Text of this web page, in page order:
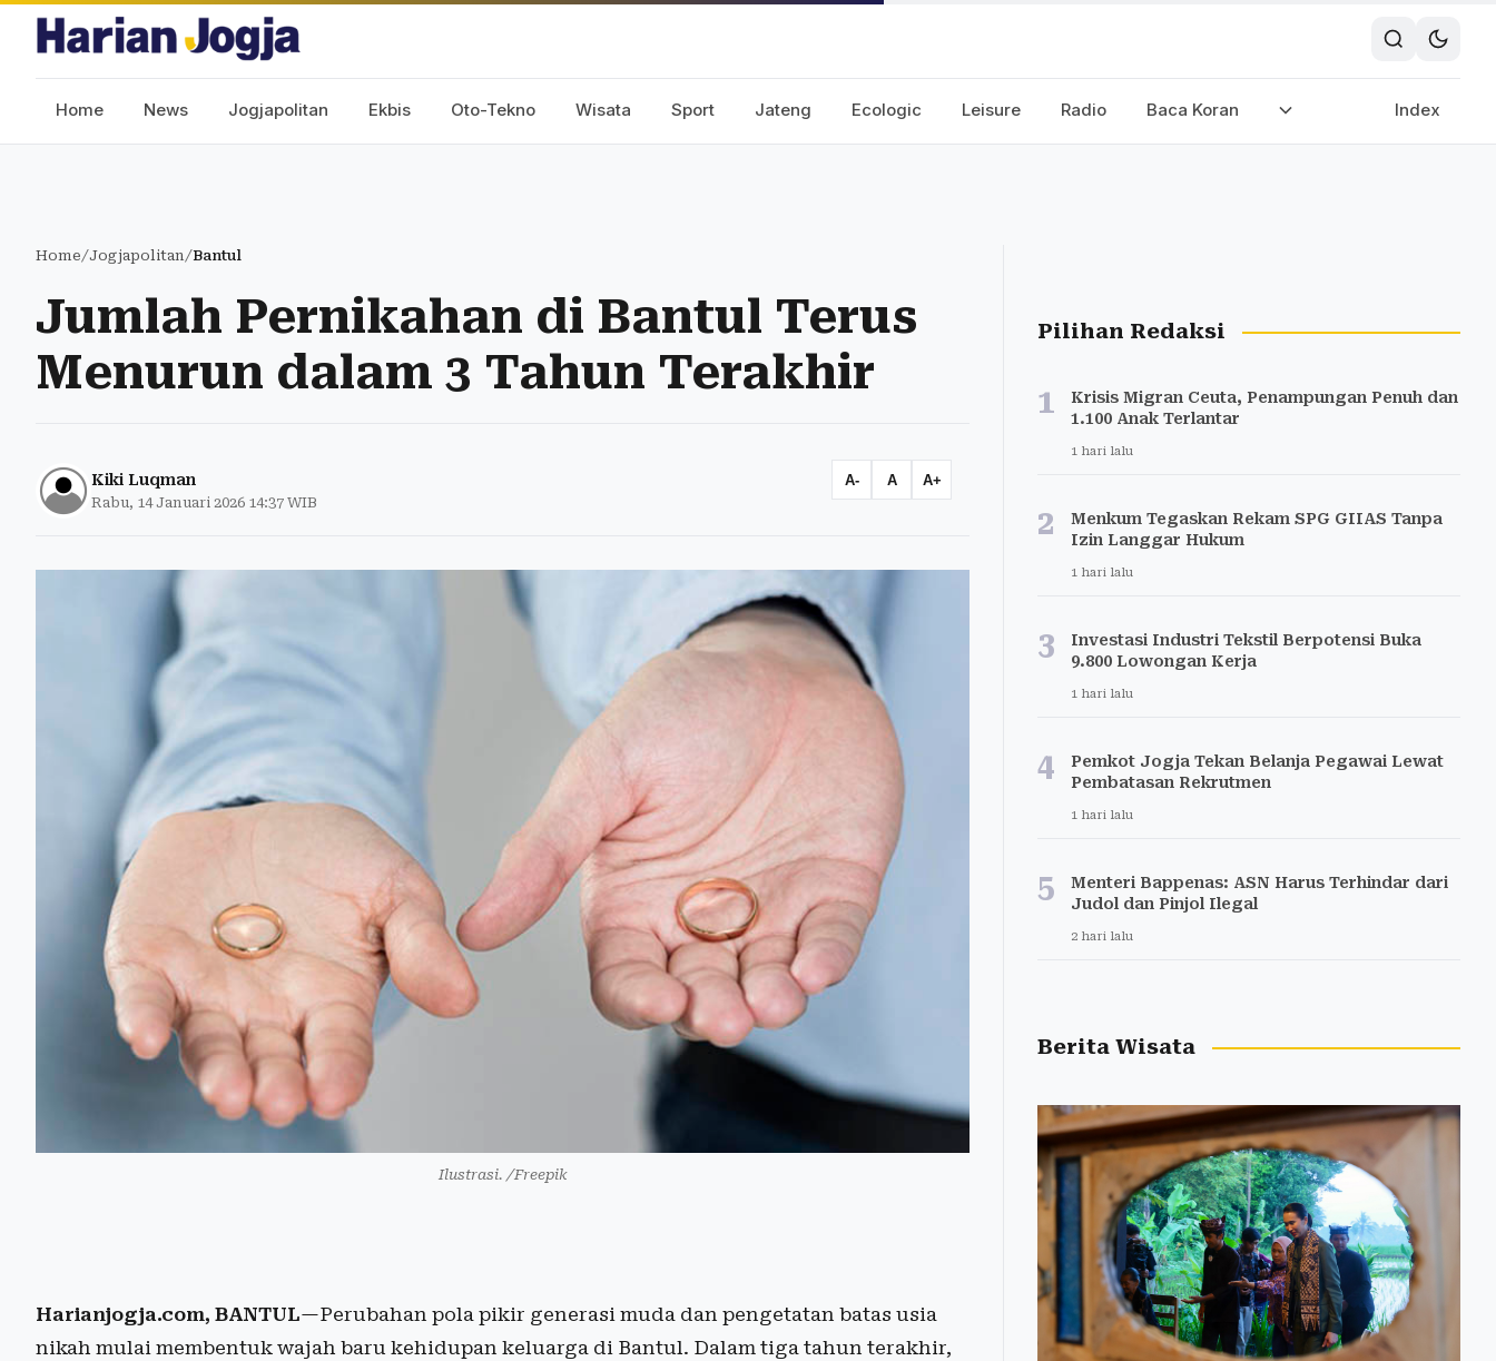
Home News Jogjapolitan Ekbis Oto-Tekno Wisata Sport Jateng Ecologic Leisure Radio Baca Koran Index
Home/Jogjapolitan/Bantul
Jumlah Pernikahan di Bantul Terus
Menurun dalam 3 Tahun Terakhir
Kiki Luqman
Rabu, 14 Januari 2026 14:37 WIB
A- A A+
Ilustrasi. /Freepik
Harianjogja.com, BANTUL—Perubahan pola pikir generasi muda dan pengetatan batas usia
nikah mulai membentuk wajah baru kehidupan keluarga di Bantul. Dalam tiga tahun terakhir,
Pilihan Redaksi
1
Krisis Migran Ceuta, Penampungan Penuh dan
1.100 Anak Terlantar
1 hari lalu
2
Menkum Tegaskan Rekam SPG GIIAS Tanpa
Izin Langgar Hukum
1 hari lalu
3
Investasi Industri Tekstil Berpotensi Buka
9.800 Lowongan Kerja
1 hari lalu
4
Pemkot Jogja Tekan Belanja Pegawai Lewat
Pembatasan Rekrutmen
1 hari lalu
5
Menteri Bappenas: ASN Harus Terhindar dari
Judol dan Pinjol Ilegal
2 hari lalu
Berita Wisata